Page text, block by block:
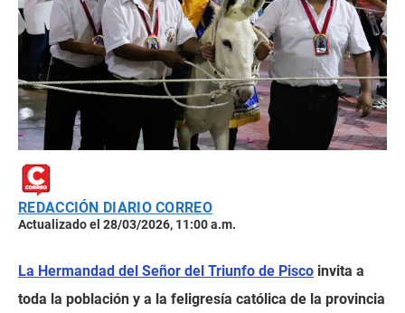
REDACCIÓN DIARIO CORREO
Actualizado el 28/03/2026, 11:00 a.m.
La Hermandad del Señor del Triunfo de Pisco invita a
toda la población y a la feligresía católica de la provincia